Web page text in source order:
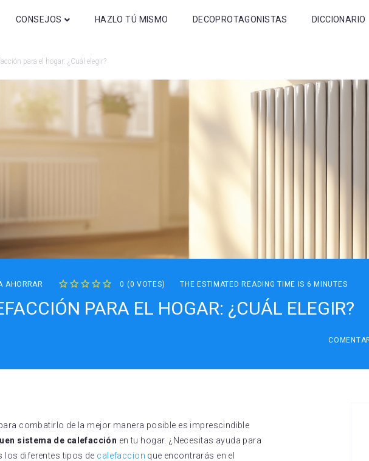
CONSEJOS
Bricolaje y DIY
Climatización
HAZLO TÚ MISMO DECOPROTAGONISTAS DICCIONARIO
para el hogar: ¿Cuál elegir?
AHORRAR 0 (0 VOTES) THE ESTIMATED READING TIME IS 6 MINUTES
PARA EL HOGAR: ¿CUÁL ELEGIR?
combatirlo de la mejor manera posible es imprescindible
sistema de calefacción en tu hogar. ¿Necesitas ayuda para
los diferentes tipos de calefaccion que encontrarás en el